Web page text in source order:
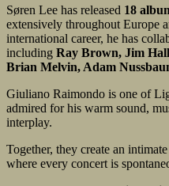
Søren Lee has released 18
extensively throughout Europe
international career, he has
including Ray Brown, Jim
Brian Melvin, Adam
Giuliano Raimondo is one of
admired for his warm sound,
interplay.
Together, they create an
where every concert is